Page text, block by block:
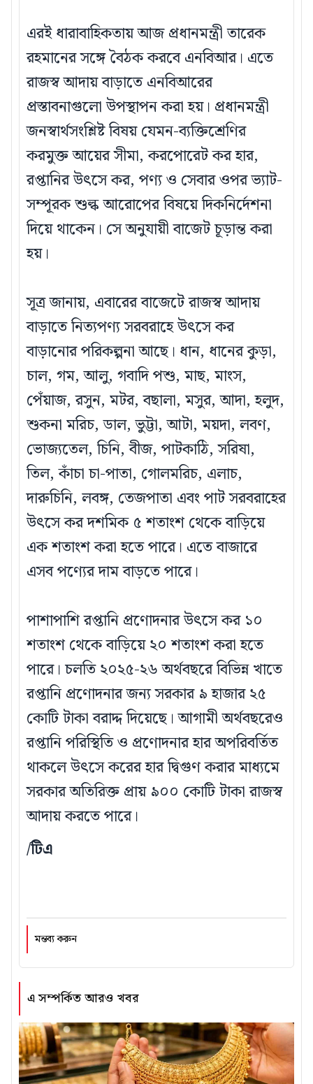
এ সম্পর্কিত আরও খবর
এরই ধারাবাহিকতায় আজ প্রধানমন্ত্রী তারেক
রহমানের সঙ্গে বৈঠক করবে এনবিআর। এতে
রাজস্ব আদায় বাড়াতে এনবিআরের
প্রস্তাবনাগুলো উপস্থাপন করা হয়। প্রধানমন্ত্রী
জনস্বার্থসংশ্লিষ্ট বিষয় যেমন-ব্যক্তিশ্রেণির
করমুক্ত আয়ের সীমা, করপোরেট কর হার,
রপ্তানির উৎসে কর, পণ্য ও সেবার ওপর ভ্যাট-
সম্পূরক শুল্ক আরোপের বিষয়ে দিকনির্দেশনা
দিয়ে থাকেন। সে অনুযায়ী বাজেট চূড়ান্ত করা
হয়।
সূত্র জানায়, এবারের বাজেটে রাজস্ব আদায়
বাড়াতে নিত্যপণ্য সরবরাহে উৎসে কর
বাড়ানোর পরিকল্পনা আছে। ধান, ধানের কুড়া,
চাল, গম, আলু, গবাদি পশু, মাছ, মাংস,
পেঁয়াজ, রসুন, মটর, বছালা, মসুর, আদা, হলুদ,
শুকনা মরিচ, ডাল, ভুট্টা, আটা, ময়দা, লবণ,
ভোজ্যতেল, চিনি, বীজ, পাটকাঠি, সরিষা,
তিল, কাঁচা চা-পাতা, গোলমরিচ, এলাচ,
দারুচিনি, লবঙ্গ, তেজপাতা এবং পাট সরবরাহের
উৎসে কর দশমিক ৫ শতাংশ থেকে বাড়িয়ে
এক শতাংশ করা হতে পারে। এতে বাজারে
এসব পণ্যের দাম বাড়তে পারে।
পাশাপাশি রপ্তানি প্রণোদনার উৎসে কর ১০
শতাংশ থেকে বাড়িয়ে ২০ শতাংশ করা হতে
পারে। চলতি ২০২৫-২৬ অর্থবছরে বিভিন্ন খাতে
রপ্তানি প্রণোদনার জন্য সরকার ৯ হাজার ২৫
কোটি টাকা বরাদ্দ দিয়েছে। আগামী অর্থবছরেও
রপ্তানি পরিস্থিতি ও প্রণোদনার হার অপরিবর্তিত
থাকলে উৎসে করের হার দ্বিগুণ করার মাধ্যমে
সরকার অতিরিক্ত প্রায় ৯০০ কোটি টাকা রাজস্ব
আদায় করতে পারে।
/টিএ
মন্তব্য করুন